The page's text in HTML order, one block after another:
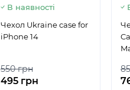
В наявності
Чехол Ukraine case for
iPhone 14
550 грн
495 грн